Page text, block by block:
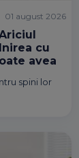
cu
avea
spini lor
01 august 2026